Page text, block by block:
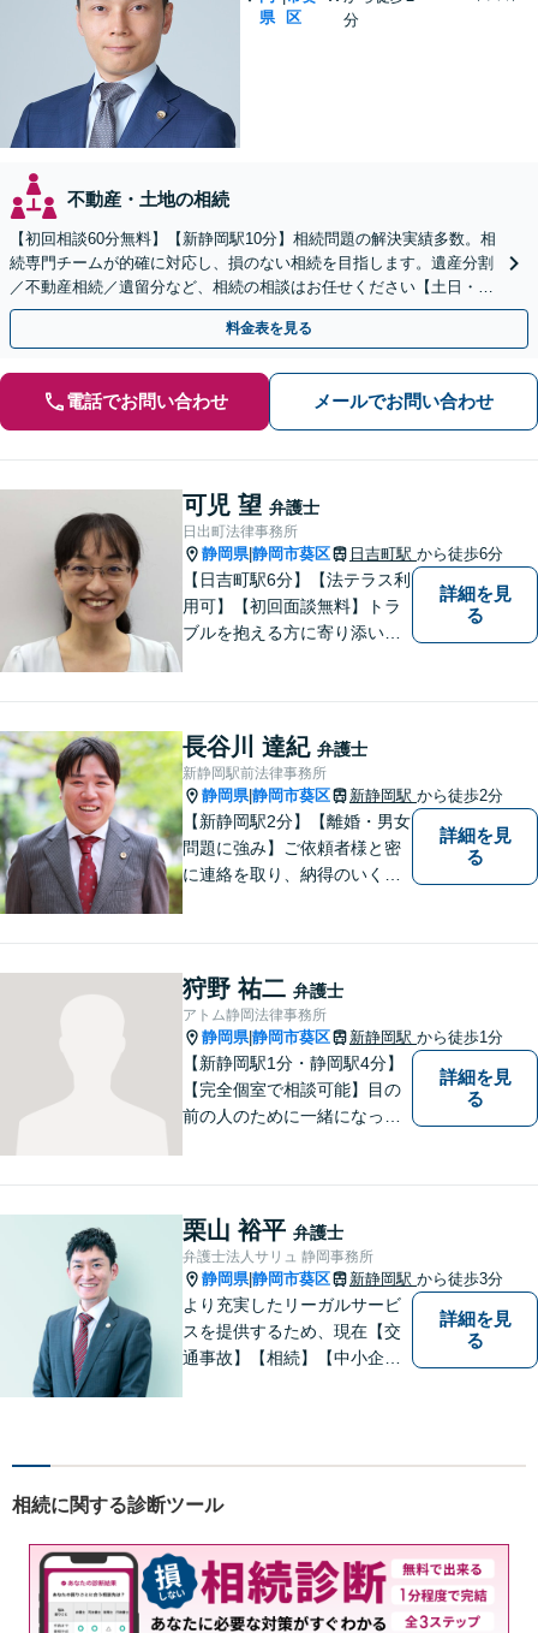
県
区
分
不動産・土地の相続
【初回相談60分無料】【新静岡駅10分】相続問題の解決実績多数。相
続専門チームが的確に対応し、損のない相続を目指します。遺産分割
／不動産相続／遺留分など、相続の相談はお任せください【土日・夜
間相談可】登記・税の申告などアフターフォローも対応
料金表を見る
電話でお問い合わせ メールでお問い合わせ
可児 望 弁護士
日出町法律事務所
静岡県|静岡市葵区 日吉町駅 から徒歩6分
【日吉町駅6分】【法テラス利
用可】【初回面談無料】トラ
ブルを抱える方に寄り添い、
詳細を見
る
長谷川 達紀 弁護士
新静岡駅前法律事務所
静岡県|静岡市葵区 新静岡駅 から徒歩2分
【新静岡駅2分】【離婚・男女
問題に強み】ご依頼者様と密
に連絡を取り、納得のいく解
的に行っております。お困り
でしたら、お気軽にご相談く
ださい！
詳細を見
る
狩野 祐二 弁護士
アトム静岡法律事務所
静岡県|静岡市葵区 新静岡駅 から徒歩1分
【新静岡駅1分・静岡駅4分】
【完全個室で相談可能】目の
前の人のために一緒になって
のコミュニケーションを尊重
し、常に最善を尽くすことを
お約束します。 ぜひご相談く
ださい。
詳細を見
る
栗山 裕平 弁護士
弁護士法人サリュ 静岡事務所
静岡県|静岡市葵区 新静岡駅 から徒歩3分
より充実したリーガルサービ
スを提供するため、現在【交
通事故】【相続】【中小企業
市での豊富な弁護士経験と多
詳細を見
る
相続に関する診断ツール